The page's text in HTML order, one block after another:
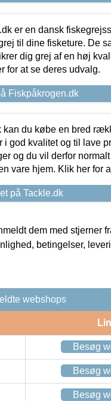
er en dansk
til dine fisketure. De
dig grej af en høj
for at se deres udvalg.
Fiskpåkrogen.dk
kan du købe en bred
i god kvalitet og til lave
og du vil derfor
vare hjem. Klik her for
på Tackle.dk
dem med stjerner
betingelser,
webshops
Besøg
Besøg
Besøg